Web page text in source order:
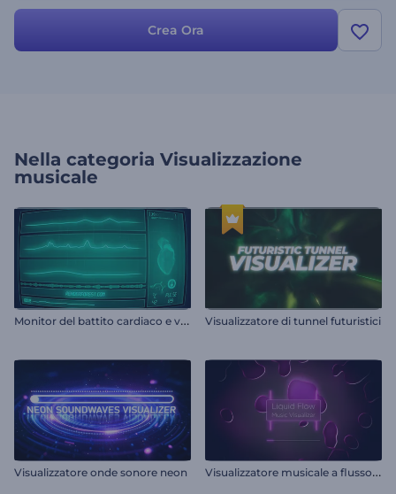
Crea Ora
Nella categoria Visualizzazione
musicale
M
onitor del battito cardiaco e visualizzatore musicale Visualizzatore di tunnel futuristici
Visualizzatore onde sonore neon V
isualizzatore musicale a flusso liquido